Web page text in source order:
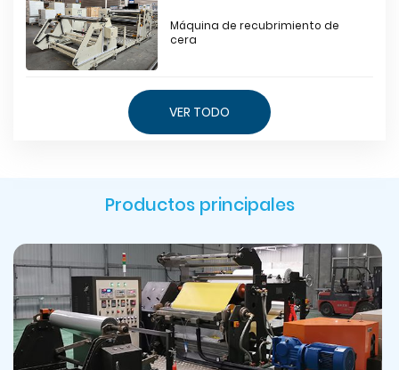
Máquina de recubrimiento de
cera
VER TODO
Productos principales